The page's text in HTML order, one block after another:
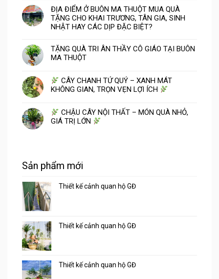
ĐỊA ĐIỂM Ở BUÔN MA THUỘT MUA QUÀ
TẶNG CHO KHAI TRƯƠNG, TÂN GIA, SINH
NHẬT HAY CÁC DỊP ĐẶC BIỆT?
TẶNG QUÀ TRI ÂN THẦY CÔ GIÁO TẠI BUÔN
MA THUỘT
CÂY CHANH TỨ QUÝ – XANH MÁT
KHÔNG GIAN, TRỌN VẸN LỢI ÍCH
CHẬU CÂY NỘI THẤT – MÓN QUÀ NHỎ,
GIÁ TRỊ LỚN
Sản phẩm mới
Thiết kế cảnh quan hộ GĐ
Thiết kế cảnh quan hộ GĐ
Thiết kế cảnh quan hộ GĐ